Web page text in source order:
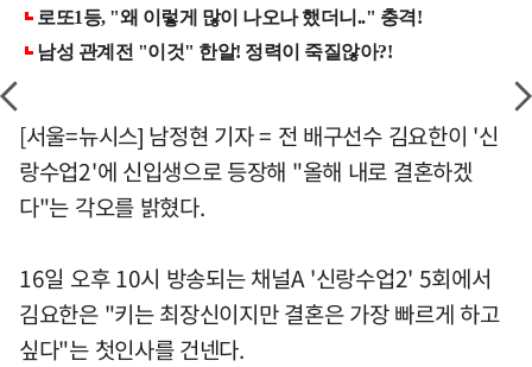
[서울=뉴시스] 남정현 기자 = 전 배구선수 김요한이 '신
랑수업2'에 신입생으로 등장해 "올해 내로 결혼하겠
다"는 각오를 밝혔다.
16일 오후 10시 방송되는 채널A '신랑수업2' 5회에서
김요한은 "키는 최장신이지만 결혼은 가장 빠르게 하고
싶다"는 첫인사를 건넨다.